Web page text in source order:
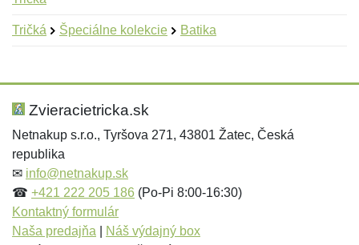
Tričká Špeciálne kolekcie Batika
Hodnotenie:
Meno:*
Meno:
E-mail:*
Zvieracietricka.sk
Netnakup s.r.o., Tyršova 271, 43801 Žatec, Česká
republika
✉ info@netnakup.sk
☎ +421 222 205 186 (Po-Pi 8:00-16:30)
Kontaktný formulár
Naša predajňa
Náš výdajný box